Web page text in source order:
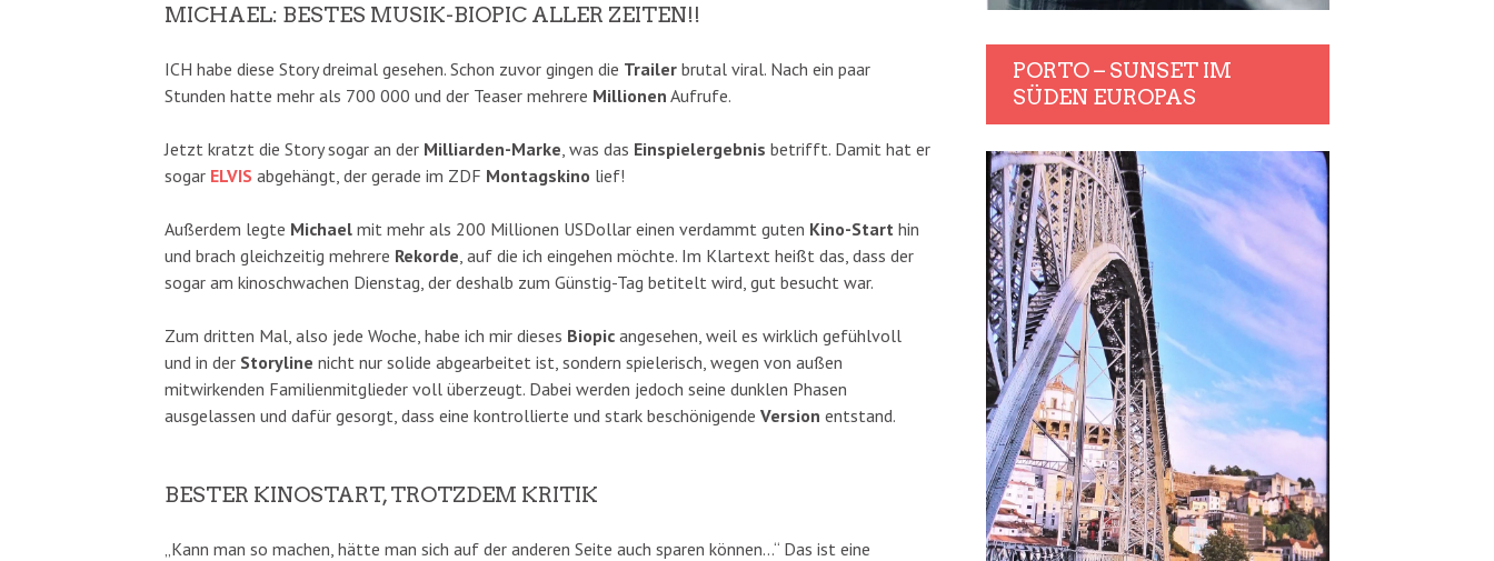
MICHAEL: BESTES MUSIK-BIOPIC ALLER ZEITEN!!
ICH habe diese Story dreimal gesehen. Schon zuvor gingen die Trailer brutal viral. Nach ein paar
Stunden hatte mehr als 700 000 und der Teaser mehrere Millionen Aufrufe.
Jetzt kratzt die Story sogar an der Milliarden-Marke , was das Einspielergebnis betrifft. Damit hat er
sogar ELVIS abgehängt, der gerade im ZDF Montagskino lief!
Außerdem legte Michael mit mehr als 200 Millionen USDollar einen verdammt guten Kino-Start hin
und brach gleichzeitig mehrere Rekorde , auf die ich eingehen möchte. Im Klartext heißt das, dass der
sogar am kinoschwachen Dienstag, der deshalb zum Günstig-Tag betitelt wird, gut besucht war.
Zum dritten Mal, also jede Woche, habe ich mir dieses Biopic angesehen, weil es wirklich gefühlvoll
und in der Storyline nicht nur solide abgearbeitet ist, sondern spielerisch, wegen von außen
mitwirkenden Familienmitglieder voll überzeugt. Dabei werden jedoch seine dunklen Phasen
ausgelassen und dafür gesorgt, dass eine kontrollierte und stark beschönigende Version entstand.
BESTER KINOSTART, TROTZDEM KRITIK
„Kann man so machen, hätte man sich auf der anderen Seite auch sparen können…“ Das ist eine
PORTO – SUNSET IM
SÜDEN EUROPAS